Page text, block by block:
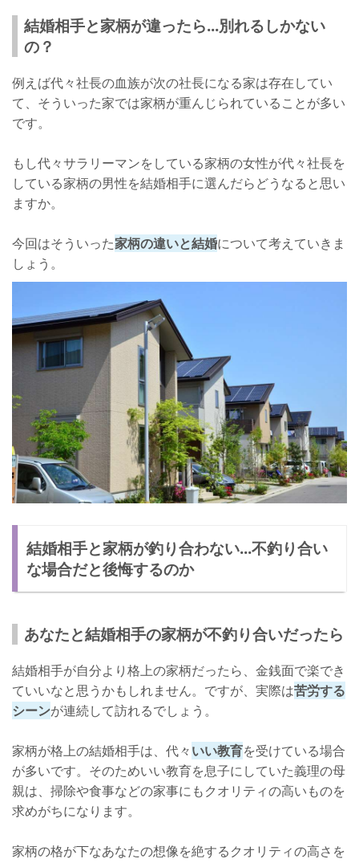
結婚相手と家柄が違ったら...別れるしかない
の？
例えば代々社長の血族が次の社長になる家は存在してい
て、そういった家では家柄が重んじられていることが多い
です。
もし代々サラリーマンをしている家柄の女性が代々社長を
している家柄の男性を結婚相手に選んだらどうなると思い
ますか。
今回はそういった家柄の違いと結婚について考えていきま
しょう。
結婚相手と家柄が釣り合わない...不釣り合い
な場合だと後悔するのか
あなたと結婚相手の家柄が不釣り合いだったら
結婚相手が自分より格上の家柄だったら、金銭面で楽でき
ていいなと思うかもしれません。ですが、実際は苦労する
シーンが連続して訪れるでしょう。
家柄が格上の結婚相手は、代々いい教育を受けている場合
が多いです。そのためいい教育を息子にしていた義理の母
親は、掃除や食事などの家事にもクオリティの高いものを
求めがちになります。
家柄の格が下なあなたの想像を絶するクオリティの高さを